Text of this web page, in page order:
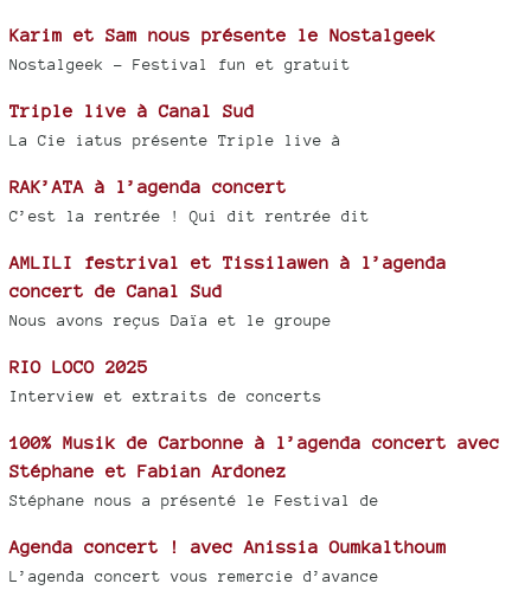
Karim et Sam nous présente le Nostalgeek
Nostalgeek - Festival fun et gratuit
Triple live à Canal Sud
La Cie iatus présente Triple live à
RAK’ATA à l’agenda concert
C’est la rentrée ! Qui dit rentrée dit
AMLILI festrival et Tissilawen à l’agenda
concert de Canal Sud
Nous avons reçus Daïa et le groupe
RIO LOCO 2025
Interview et extraits de concerts
100% Musik de Carbonne à l’agenda concert avec
Stéphane et Fabian Ardonez
Stéphane nous a présenté le Festival de
Agenda concert ! avec Anissia Oumkalthoum
L’agenda concert vous remercie d’avance